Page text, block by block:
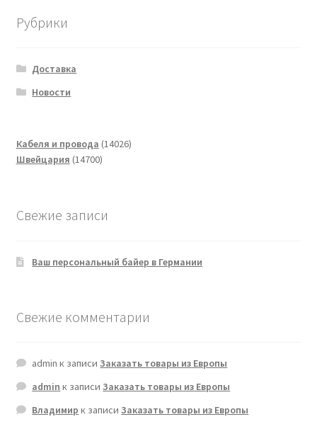
Рубрики
Доставка
Новости
Кабеля и провода 1402614026
Швейцария 1470014700
Свежие записи
Ваш персональный байер в Германии
Свежие комментарии
admin к записиЗаказать товары из Европы
admin к записиЗаказать товары из Европы
Владимир к записиЗаказать товары из Европы